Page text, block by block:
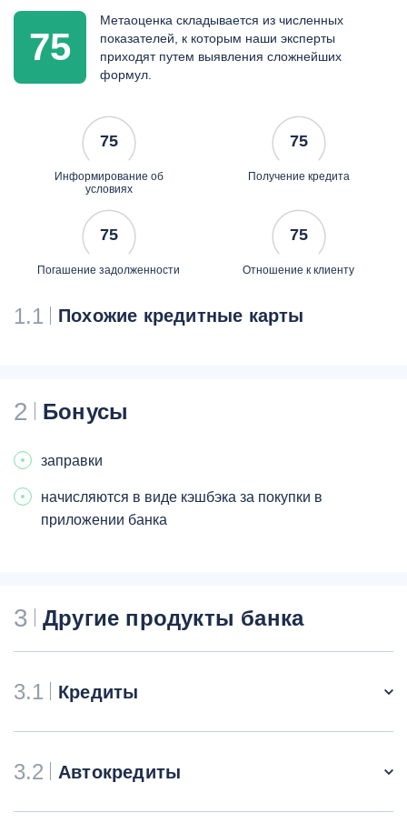
75
Метаоценка складывается из численных
показателей, к которым наши эксперты
приходят путем выявления сложнейших
формул.
75
Информирование об
условиях
75
Получение кредита
75
Погашение задолженности
75
Отношение к клиенту
1.1 Похожие кредитные карты
2 Бонусы
заправки
начисляются в виде кэшбэка за покупки в
приложении банка
3 Другие продукты банка
3.1 Кредиты
3.2 Автокредиты